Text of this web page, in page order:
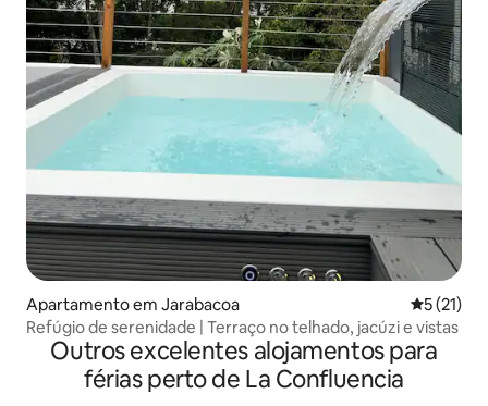
Apartamento em Jarabacoa
5 (21)
Refúgio de serenidade | Terraço no telhado, jacúzi e vistas
Outros excelentes alojamentos para
férias perto de La Confluencia